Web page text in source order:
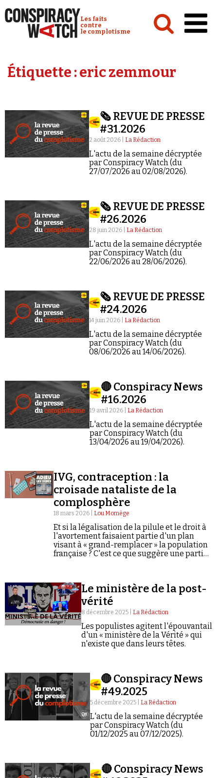
Conspiracy Watch :
Les faits
contre
le complotisme
Analyses
Vidéos
Émissions
Revues de presse
Newsletter
Se connecter
Étiquette :eric zemmour
🗞️ REVUE DE PRESSE
#31.2026
2 août 2026 | La Rédaction
L'actu de la semaine décryptée
par Conspiracy Watch (du
27/07/2026 au 02/08/2026).
🗞️ REVUE DE PRESSE
#26.2026
28 juin 2026 | La Rédaction
L'actu de la semaine décryptée
par Conspiracy Watch (du
22/06/2026 au 28/06/2026).
🗞️ REVUE DE PRESSE
#24.2026
14 juin 2026 | La Rédaction
L'actu de la semaine décryptée
par Conspiracy Watch (du
08/06/2026 au 14/06/2026).
🔴 Conspiracy News
#16.2026
19 avril 2026 | La Rédaction
L'actu de la semaine décryptée
par Conspiracy Watch (du
13/04/2026 au 19/04/2026).
IVG, contraception : la
croisade nataliste de la
complosphère
18 mars 2026 | Lou Momège
Et si la légalisation de la pilule et le droit à
l'avortement faisaient partie d'un plan
visant à « grand-remplacer » la population
française ? C'est ce que suggère une partie
Le ministère de la post-
vérité
8 décembre 2025 | La Rédaction
Les populistes agitent l'épouvantail
d'un « ministère de la Vérité » qui
n'existe que dans leurs têtes.
🔴 Conspiracy News
#49.2025
5 décembre 2025 | La Rédaction
L'actu de la semaine décryptée
par Conspiracy Watch (du
01/12/2025 au 07/12/2025).
🔴 Conspiracy News